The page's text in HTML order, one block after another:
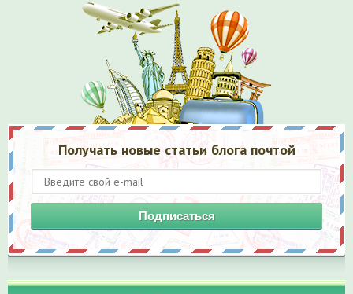
Получать новые статьи блога почтой
Подписаться